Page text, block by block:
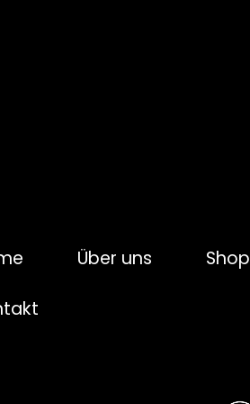
Über uns Shop